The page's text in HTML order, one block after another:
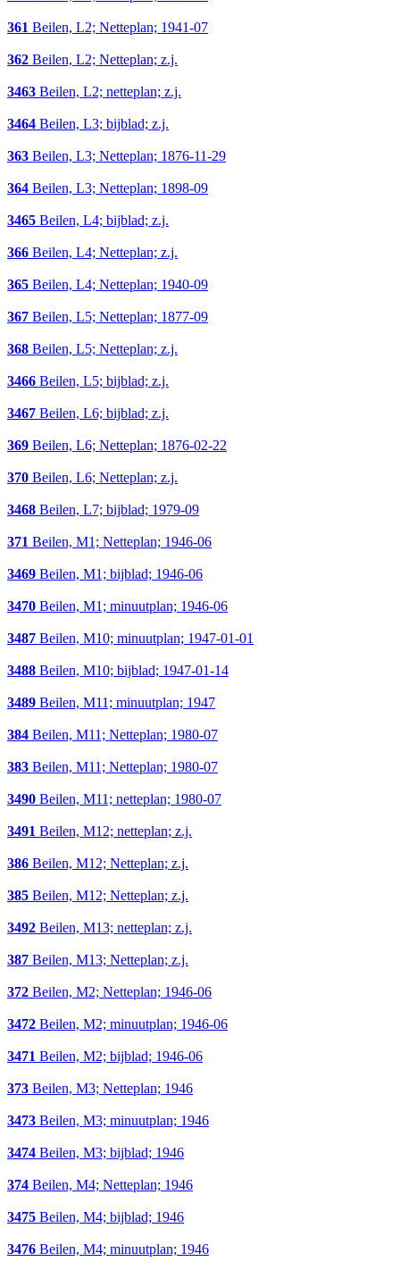
361 Beilen, L2; Netteplan; 1941-07
362 Beilen, L2; Netteplan; z.j.
3463 Beilen, L2; netteplan; z.j.
3464 Beilen, L3; bijblad; z.j.
363 Beilen, L3; Netteplan; 1876-11-29
364 Beilen, L3; Netteplan; 1898-09
3465 Beilen, L4; bijblad; z.j.
366 Beilen, L4; Netteplan; z.j.
365 Beilen, L4; Netteplan; 1940-09
367 Beilen, L5; Netteplan; 1877-09
368 Beilen, L5; Netteplan; z.j.
3466 Beilen, L5; bijblad; z.j.
3467 Beilen, L6; bijblad; z.j.
369 Beilen, L6; Netteplan; 1876-02-22
370 Beilen, L6; Netteplan; z.j.
3468 Beilen, L7; bijblad; 1979-09
371 Beilen, M1; Netteplan; 1946-06
3469 Beilen, M1; bijblad; 1946-06
3470 Beilen, M1; minuutplan; 1946-06
3487 Beilen, M10; minuutplan; 1947-01-01
3488 Beilen, M10; bijblad; 1947-01-14
3489 Beilen, M11; minuutplan; 1947
384 Beilen, M11; Netteplan; 1980-07
383 Beilen, M11; Netteplan; 1980-07
3490 Beilen, M11; netteplan; 1980-07
3491 Beilen, M12; netteplan; z.j.
386 Beilen, M12; Netteplan; z.j.
385 Beilen, M12; Netteplan; z.j.
3492 Beilen, M13; netteplan; z.j.
387 Beilen, M13; Netteplan; z.j.
372 Beilen, M2; Netteplan; 1946-06
3472 Beilen, M2; minuutplan; 1946-06
3471 Beilen, M2; bijblad; 1946-06
373 Beilen, M3; Netteplan; 1946
3473 Beilen, M3; minuutplan; 1946
3474 Beilen, M3; bijblad; 1946
374 Beilen, M4; Netteplan; 1946
3475 Beilen, M4; bijblad; 1946
3476 Beilen, M4; minuutplan; 1946